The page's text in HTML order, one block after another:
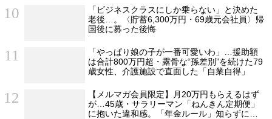
「ビジネスクラスにしか乗らない」と決めた
老後…。〈貯蓄6,300万円・69歳元会社員〉帰
国後に募った後悔
「やっぱり娘の子が一番可愛いわ」…援助額
は合計800万円超・露骨な“孫差別”を続けた79
歳女性、介護施設で直面した「自業自得」
【メルマガ会員限定】月20万円もらえるはず
が…45歳・サラリーマン「ねんきん定期便」
に抱いた違和感。「年金ルール」知らずにそ